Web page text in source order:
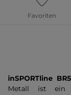
Favoriten
inSPORTline
Metall ist ein